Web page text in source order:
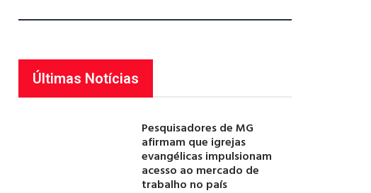
Últimas Notícias
Pesquisadores de MG
afirmam que igrejas
evangélicas impulsionam
acesso ao mercado de
trabalho no país